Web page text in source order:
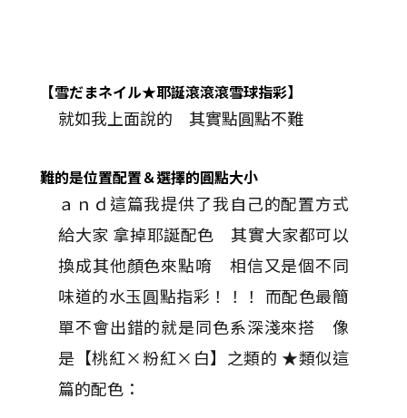
【雪だまネイル★耶誕滾滾滾雪球指彩】
就如我上面說的 其實點圓點不難
難的是位置配置＆選擇的圓點大小
ａｎｄ這篇我提供了我自己的配置方式
給大家 拿掉耶誕配色 其實大家都可以
換成其他顏色來點唷 相信又是個不同
味道的水玉圓點指彩！！！ 而配色最簡
單不會出錯的就是同色系深淺來搭 像
是【桃紅×粉紅×白】之類的 ★類似這
篇的配色：